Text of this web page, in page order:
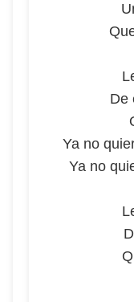
De
Ya no
Ya no